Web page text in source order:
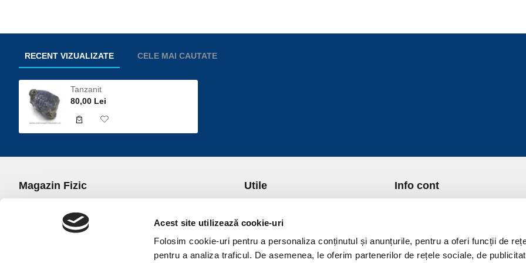
Acest site utilizează cookie-uri
Folosim cookie-uri pentru a personaliza conținutul și anunțurile, pentru a oferi funcții de
pentru a analiza traficul. De asemenea, le oferim partenerilor de rețele sociale, de
RECENT VIZUALIZATE CELE MAI CAUTATE
Tanzanit
80,00 Lei
Magazin Fizic
office@universulcristalelor.ro
0799 879 911, 0723 145 611 (Comenzi Telefonice)
Utile
Transport si Plata
Politica de Returnare
Politica de confidentialitate
Info cont
Lista Favorite
GDPR - Protectia datelor